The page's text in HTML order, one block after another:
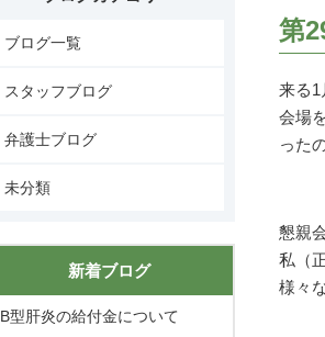
第
来る1
会場
った
懇親
私（
様々
ブログ一覧
スタッフブログ
弁護士ブログ
未分類
新着ブログ
B型肝炎の給付金について